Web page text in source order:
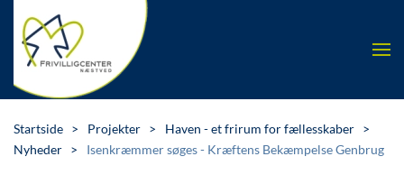
Skip to main content
Startside Projekter
Haven - et frirum for fællesskaber
Nyheder
Isenkræmmer søges - Kræftens Bekæmpelse Genbrug